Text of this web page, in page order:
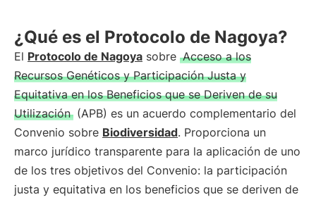
¿Qué es el Protocolo de Nagoya?
El Protocolo de Nagoya sobre Acceso a los
Recursos Genéticos y Participación Justa y
Equitativa en los Beneficios que se Deriven de su
Utilización (APB) es un acuerdo complementario del
Convenio sobre Biodiversidad. Proporciona un
marco jurídico transparente para la aplicación de uno
de los tres objetivos del Convenio: la participación
justa y equitativa en los beneficios que se deriven de